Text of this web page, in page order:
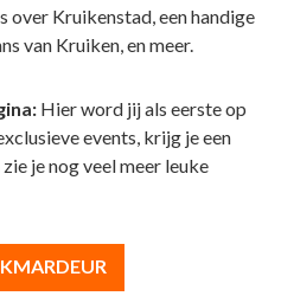
over Kruikenstad, een handige
van Kruiken, en meer.
Hier word jij als eerste op
events, krijg je een
je nog veel meer leuke